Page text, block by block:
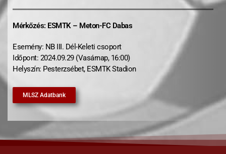
Mérkőzés: ESMTK – Meton-FC Dabas
Esemény: NB III. Dél-Keleti csoport
Időpont: 2024.09.29 (Vasárnap, 16:00)
Helyszín: Pesterzsébet, ESMTK Stadion
MLSZ Adatbank